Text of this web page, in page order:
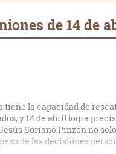
de 14 de
tiene la capacidad de
y 14 de abril logra
Soriano Pinzón no
de las decisiones